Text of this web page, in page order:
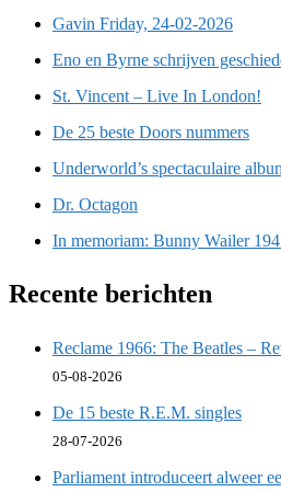
Gavin Friday, 24-02-2026
Eno en Byrne schrijven
St. Vincent – Live In London!
De 25 beste Doors nummers
Underworld’s spectaculaire
Dr. Octagon
In memoriam: Bunny Wailer
Recente berichten
Reclame 1966: The Beatles –
05-08-2026
De 15 beste R.E.M. singles
28-07-2026
Parliament introduceert alweer